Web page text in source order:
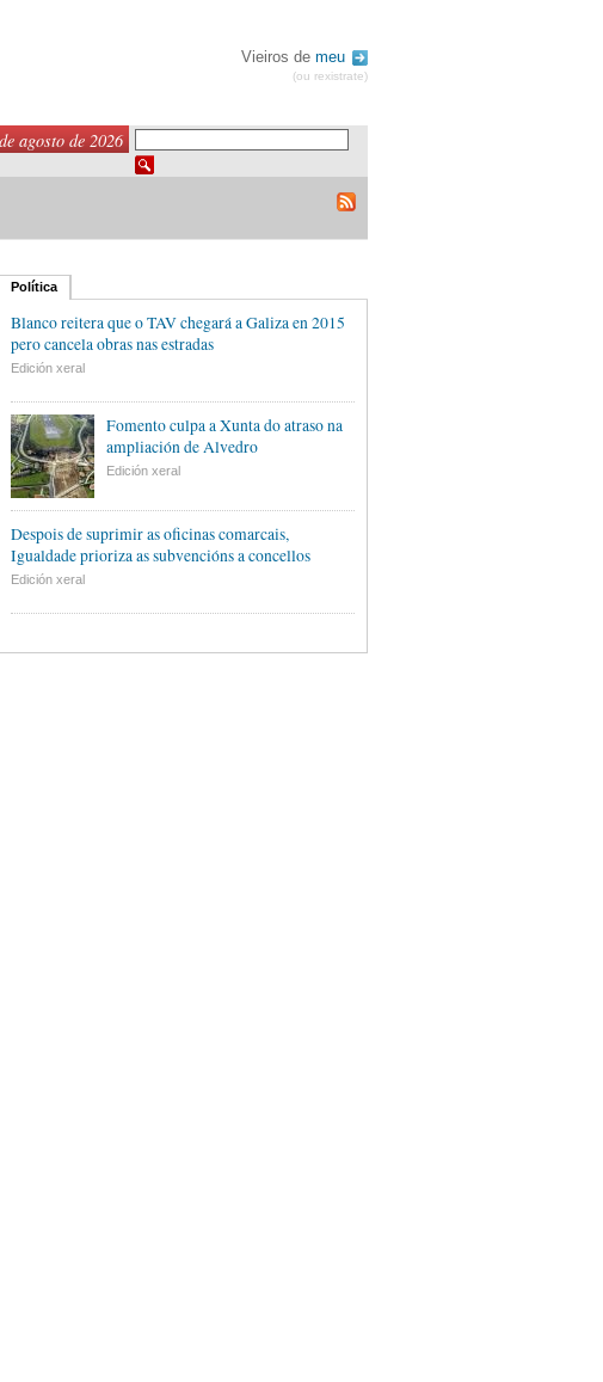
Vieiros de meu
(ou rexistrate)
agosto de 2026
Política
Blanco reitera que o TAV chegará a Galiza en 2015
pero cancela obras nas estradas
Edición xeral
Fomento culpa a Xunta do atraso na
ampliación de Alvedro
Edición xeral
Despois de suprimir as oficinas comarcais,
Igualdade prioriza as subvencións a concellos
Edición xeral